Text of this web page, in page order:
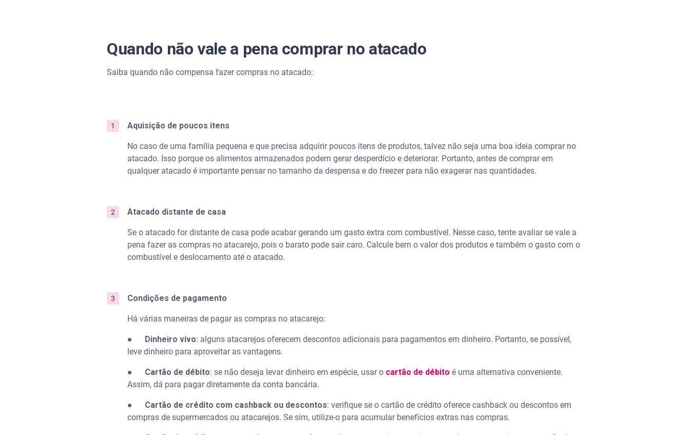
Quando não vale a pena comprar no atacado
Saiba quando não compensa fazer compras no atacado:
Aquisição de poucos itens
No caso de uma família pequena e que precisa adquirir poucos itens de produtos, talvez não seja uma boa ideia comprar no
atacado. Isso porque os alimentos armazenados podem gerar desperdício e deteriorar. Portanto, antes de comprar em
qualquer atacado é importante pensar no tamanho da despensa e do freezer para não exagerar nas quantidades.
Atacado distante de casa
Se o atacado for distante de casa pode acabar gerando um gasto extra com combustível. Nesse caso, tente avaliar se vale a
pena fazer as compras no atacarejo, pois o barato pode sair caro. Calcule bem o valor dos produtos e também o gasto com o
combustível e deslocamento até o atacado.
Condições de pagamento
Há várias maneiras de pagar as compras no atacarejo:
● Dinheiro vivo: alguns atacarejos oferecem descontos adicionais para pagamentos em dinheiro. Portanto, se possível,
leve dinheiro para aproveitar as vantagens.
● Cartão de débito: se não deseja levar dinheiro em espécie, usar o cartão de débito é uma alternativa conveniente.
Assim, dá para pagar diretamente da conta bancária.
● Cartão de crédito com cashback ou descontos: verifique se o cartão de crédito oferece cashback ou descontos em
compras de supermercados ou atacarejos. Se sim, utilize-o para acumular benefícios extras nas compras.